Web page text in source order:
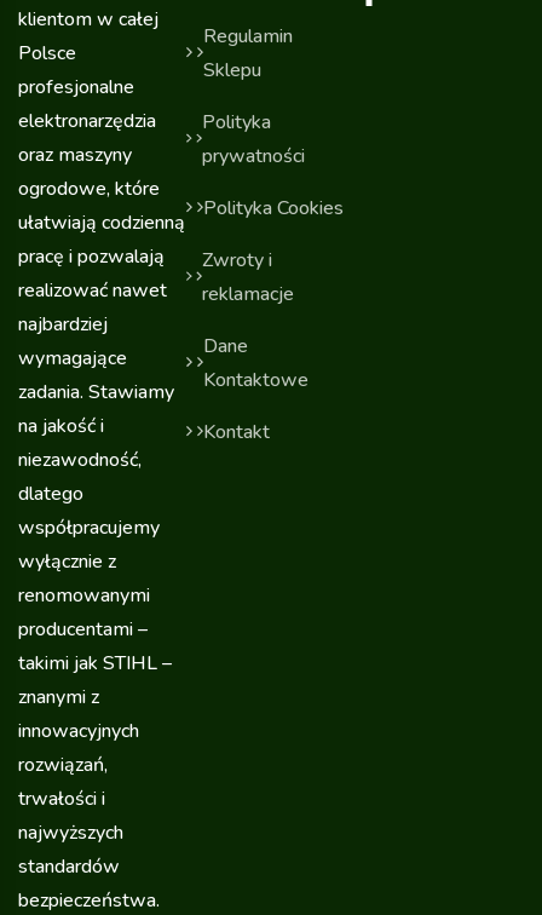
klientom w całej
Polsce
profesjonalne
elektronarzędzia
oraz maszyny
ogrodowe, które
ułatwiają codzienną
pracę i pozwalają
realizować nawet
najbardziej
wymagające
zadania. Stawiamy
na jakość i
niezawodność,
dlatego
współpracujemy
wyłącznie z
renomowanymi
producentami –
takimi jak STIHL –
znanymi z
innowacyjnych
rozwiązań,
trwałości i
najwyższych
standardów
bezpieczeństwa.
Regulamin
Sklepu
Polityka
prywatności
Polityka Cookies
Zwroty i
reklamacje
Dane
Kontaktowe
Kontakt